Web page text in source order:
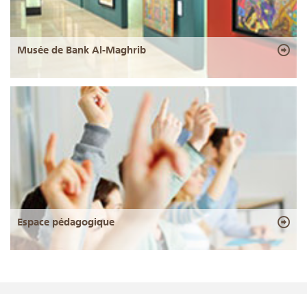
Musée de Bank Al-Maghrib
Espace pédagogique